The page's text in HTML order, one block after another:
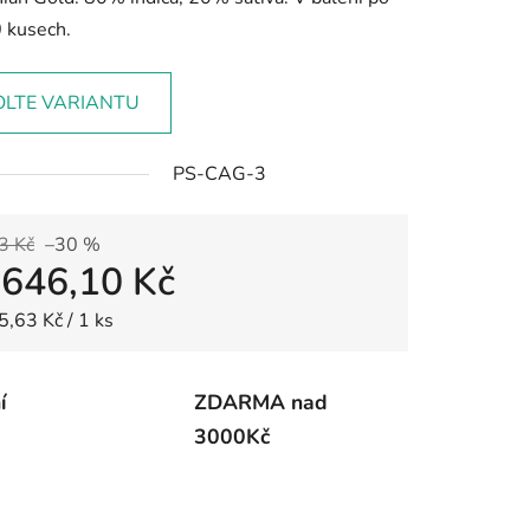
VARIANTU
PS-CAG-3
Kč –30 %
646,10 Kč
Kč / 1 ks
ZDARMA nad
3000Kč